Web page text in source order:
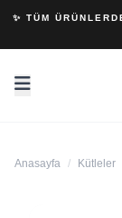
✨ TÜM
Anasayfa / Kütleler